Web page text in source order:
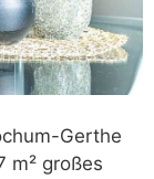
Gerthe
m² großes